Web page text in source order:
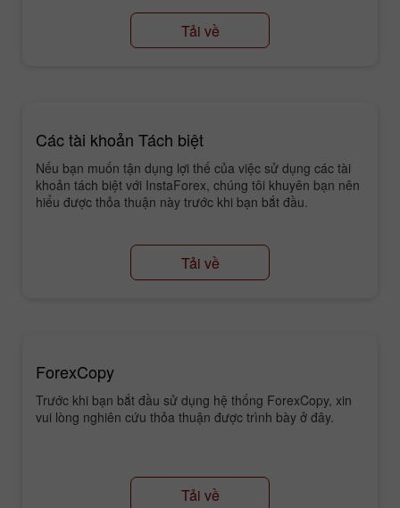
Tải về
Các tài khoản Tách biệt
Nếu bạn muốn tận dụng lợi thế của việc sử dụng các tài
khoản tách biệt với InstaForex, chúng tôi khuyên bạn nên
hiểu được thỏa thuận này trước khi bạn bắt đầu.
Tải về
ForexCopy
Trước khi bạn bắt đầu sử dụng hệ thống ForexCopy, xin
vui lòng nghiên cứu thỏa thuận được trình bày ở đây.
Tải về